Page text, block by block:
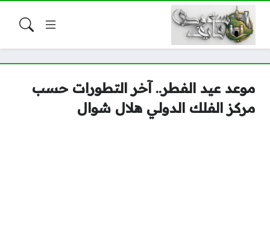
موعد عيد الفطر.. آخر التطورات حسب
مركز الفلك الدولي هلال شوال